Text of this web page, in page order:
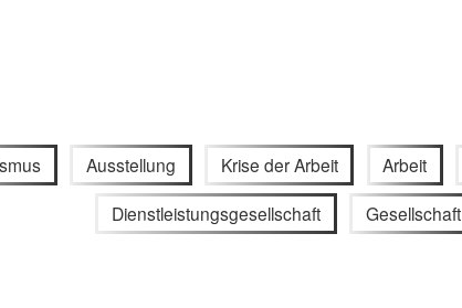
Ausstellung Krise der Arbeit Arbeit
Dienstleistungsgesellschaft Gesellschaft